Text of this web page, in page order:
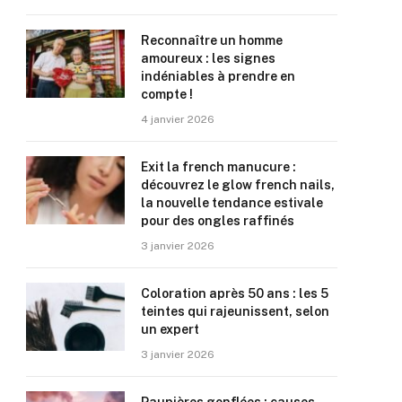
Reconnaître un homme
amoureux : les signes
indéniables à prendre en
compte !
4 janvier 2026
Exit la french manucure :
découvrez le glow french nails,
la nouvelle tendance estivale
pour des ongles raffinés
3 janvier 2026
Coloration après 50 ans : les 5
teintes qui rajeunissent, selon
un expert
3 janvier 2026